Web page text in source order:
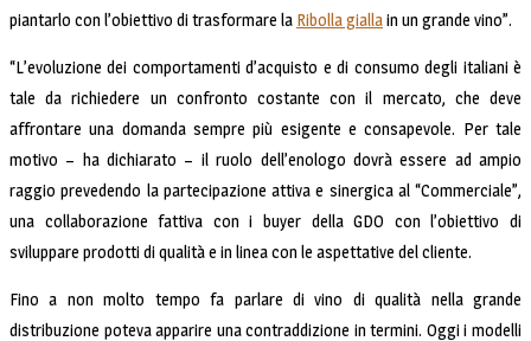
piantarlo con l’obiettivo di trasformare la Ribolla giallain un grande vino”.
“L’evoluzione dei comportamenti d’acquisto e di consumo degli italiani è
tale da richiedere un confronto costante con il mercato, che deve
affrontare una domanda sempre più esigente e consapevole. Per tale
motivo – ha dichiarato – il ruolo dell’enologo dovrà essere ad ampio
raggio prevedendo la partecipazione attiva e sinergica al “Commerciale”,
una collaborazione fattiva con i buyer della GDO con l’obiettivo di
sviluppare prodotti di qualità e in linea con le aspettative del cliente.
Fino a non molto tempo fa parlare di vino di qualità nella grande
distribuzione poteva apparire una contraddizione in termini. Oggi i modelli